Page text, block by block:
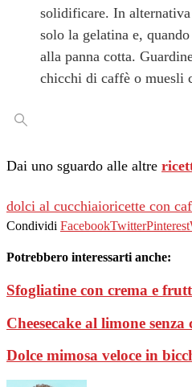
solidificare. In
solo la gelatina e,
alla panna cotta.
chicchi di caffè o muesli
Dai uno sguardo alle altre
dolci al cucchiaioricette con
Condividi FacebookTwitterPinterest
Potrebbero interessarti anche:
Sfogliatine con crema e
Cheesecake al limone senza
Dolce mimosa veloce in